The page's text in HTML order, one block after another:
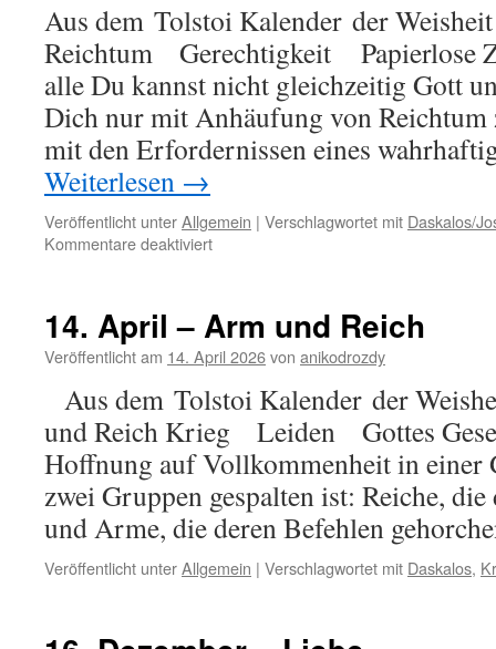
Aus dem Tolstoi Kalender der
Reichtum Gerechtigkeit Papierlose
alle Du kannst nicht gleichzeitig Gott
Dich nur mit Anhäufung von Reichtum
mit den Erfordernissen eines
Weiterlesen →
Veröffentlicht unterAllgemein | Verschlagwortet mit Daskalos/
Kommentare deaktiviertfür
Reichtum
14. April – Arm und Reich
Veröffentlicht am 14. April 2026von anikodrozdy
Aus dem Tolstoi Kalender der
und Reich Krieg Leiden Gottes
Hoffnung auf Vollkommenheit in einer
zwei Gruppen gespalten ist: Reiche,
und Arme, die deren Befehlen
Veröffentlicht unterAllgemein | Verschlagwortet mit Daskalos,